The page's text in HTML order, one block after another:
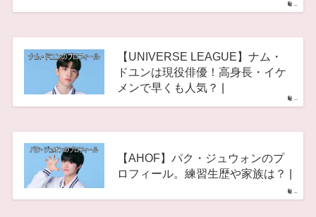
–
–
【UNIVERSE LEAGUE】ナム・
ドユンは現役俳優！高身長・イケ
メンで早くも人気？ |
–
【AHOF】パク・ジュウォンのプ
ロフィール。練習生歴や家族は？ |